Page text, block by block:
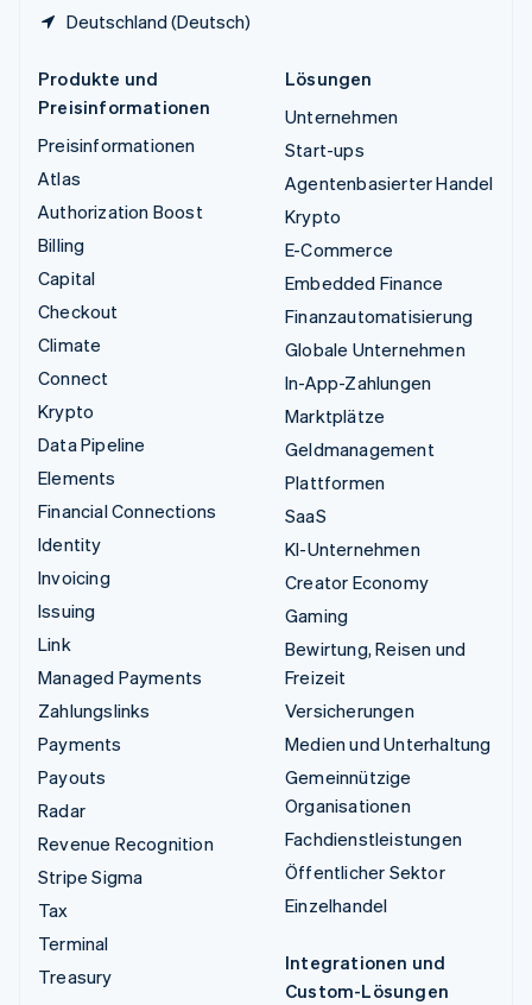
Deutschland (Deutsch)
Produkte und
Preisinformationen
Preisinformationen
Atlas
Authorization Boost
Billing
Capital
Checkout
Climate
Connect
Krypto
Data Pipeline
Elements
Financial Connections
Identity
Invoicing
Issuing
Link
Managed Payments
Zahlungslinks
Payments
Payouts
Radar
Revenue Recognition
Stripe Sigma
Tax
Terminal
Treasury
Lösungen
Unternehmen
Start-ups
Agentenbasierter Handel
Krypto
E-Commerce
Embedded Finance
Finanzautomatisierung
Globale Unternehmen
In-App-Zahlungen
Marktplätze
Geldmanagement
Plattformen
SaaS
KI-Unternehmen
Creator Economy
Gaming
Bewirtung, Reisen und
Freizeit
Versicherungen
Medien und Unterhaltung
Gemeinnützige
Organisationen
Fachdienstleistungen
Öffentlicher Sektor
Einzelhandel
Integrationen und
Custom-Lösungen